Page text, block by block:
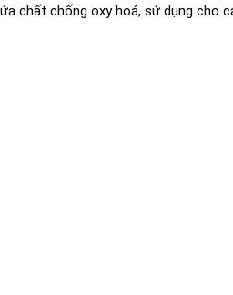
chất chống oxy hoá, sử dụng cho